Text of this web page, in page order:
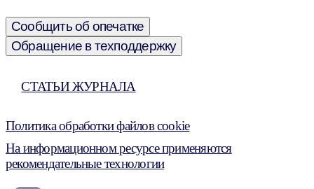
Сообщить об опечатке
Обращение в техподдержку
СТАТЬИ ЖУРНАЛА
Политика обработки файлов cookie
На информационном ресурсе применяются
рекомендательные технологии